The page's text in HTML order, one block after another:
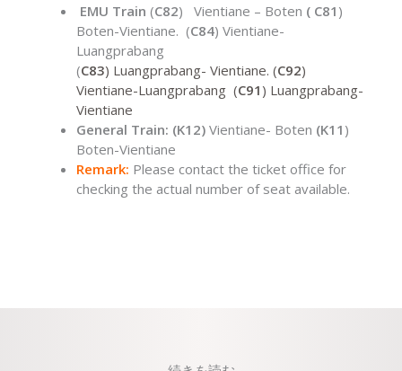
EMU Train (C82) Vientiane – Boten ( C81 )
Boten-Vientiane. (C84) Vientiane-
Luangprabang
(C83) Luangprabang- Vientiane. (C92)
Vientiane-Luangprabang (C91 ) Luangprabang-
Vientiane
General Train: (K12) Vientiane- Boten (K11 )
Boten-Vientiane
Remark: Please contact the ticket office for
checking the actual number of seat available.